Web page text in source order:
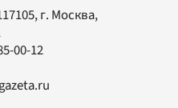
, г. Москва,
00-12